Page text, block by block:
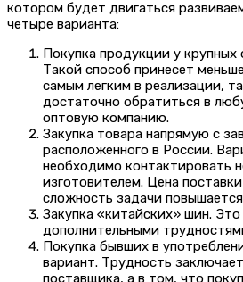
котором будет двигаться
четыре варианта:
Покупка продукции у крупных
Такой способ принесет
самым легким в реализации,
достаточно обратиться в
оптовую компанию.
Закупка товара напрямую с
расположенного в России.
необходимо контактировать
изготовителем. Цена
сложность задачи
Закупка «китайских» шин.
дополнительными
Покупка бывших в
вариант. Трудность
поставщика, а в том, что